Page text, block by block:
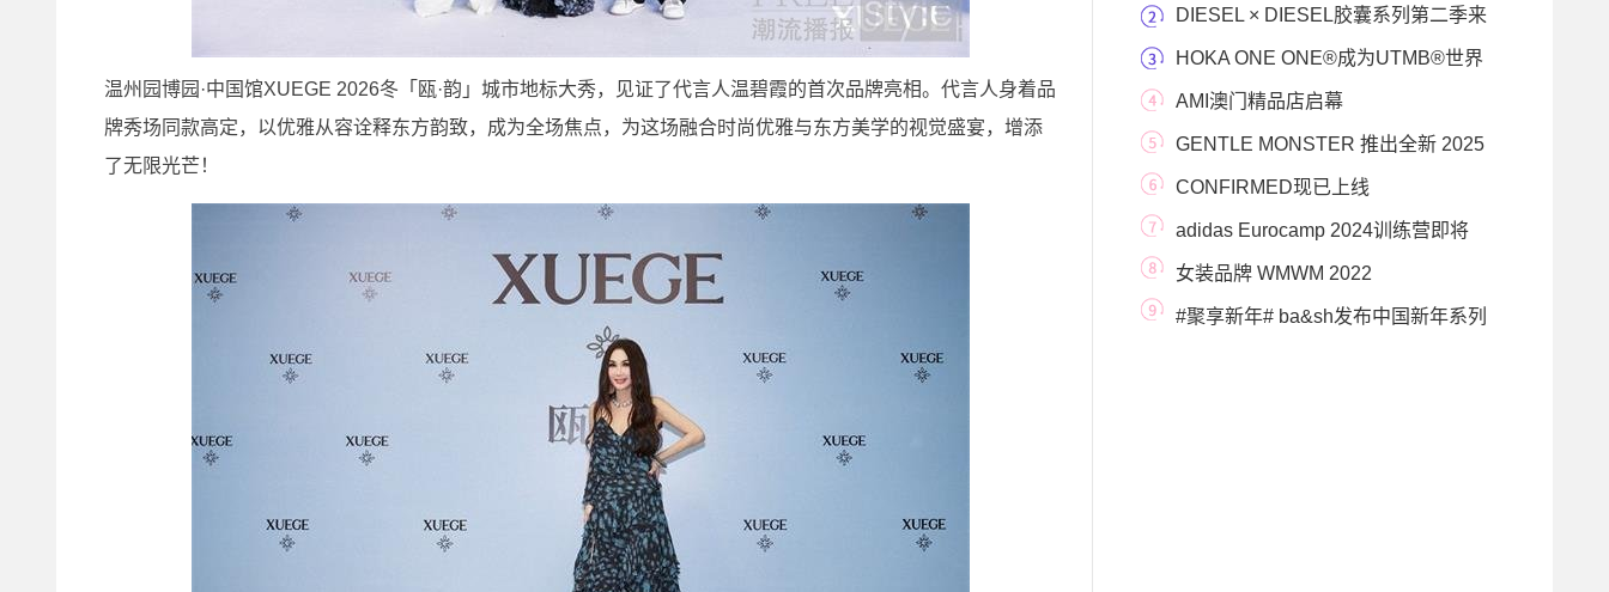
温州园博园·中国馆XUEGE 2026冬「瓯·韵」城市地标大秀，见证了代言人温碧霞的首次品牌亮相。代言人身着品
牌秀场同款高定，以优雅从容诠释东方韵致，成为全场焦点，为这场融合时尚优雅与东方美学的视觉盛宴，增添
了无限光芒！
夏季系列正式
DIESEL × DIESEL胶囊系列第二季来
袭 HOKA ONE ONE®成为UTMB®世界
系列赛首位全球顶级合作
AMI澳门精品店启幕
GENTLE MONSTER 推出全新 2025
BOLD 系列， 限时空间同
CONFIRMED现已上线
CONFIRMED APP：你的独家产品和创
意
adidas Eurocamp 2024训练营即将
在意大利特雷维索开幕
女装品牌 WMWM 2022
AUTUMN/WINTER 系列「 IT’S
#聚享新年# ba&sh发布中国新年系列